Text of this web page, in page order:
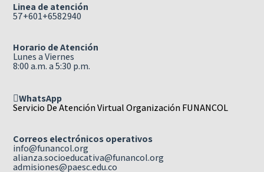
Linea de atención
57+601+6582940
Horario de Atención
Lunes a Viernes
8:00 a.m. a 5:30 p.m.
WhatsApp
Servicio De Atención Virtual Organización FUNANCOL
Correos electrónicos operativos
info@funancol.org
alianza.socioeducativa@funancol.org
admisiones@paesc.edu.co